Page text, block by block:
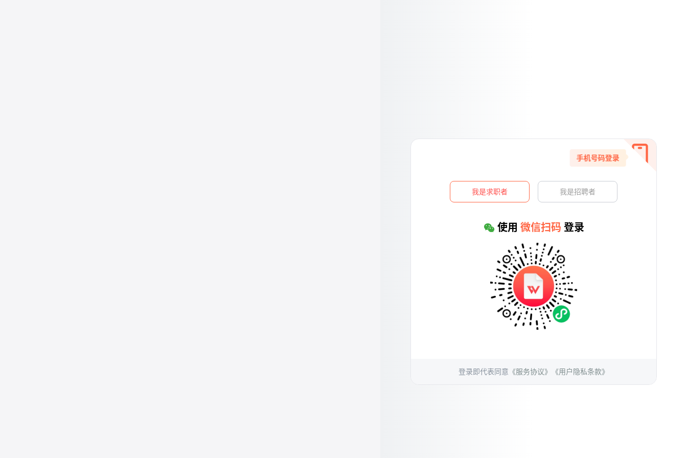
手机号码登录
我是求职者 我是招聘者
使用 微信扫码 登录
登录即代表同意 《服务协议》 《用户隐私条款》